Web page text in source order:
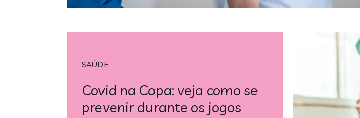
SAÚDE
Covid na Copa: veja como se
prevenir durante os jogos